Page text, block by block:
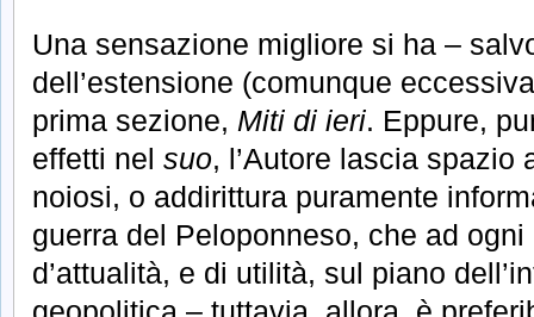
Una sensazione migliore si ha –
dell’estensione (comunque
prima sezione, Miti di ieri. Eppure,
effetti nel suo, l’Autore lascia spazio
noiosi, o addirittura puramente
guerra del Peloponneso, che ad
d’attualità, e di utilità, sul piano